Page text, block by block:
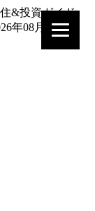
&投資ガイド
年08月09日